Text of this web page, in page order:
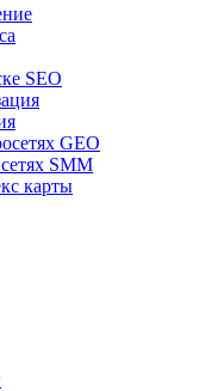
SEO
GEO
SMM
карты